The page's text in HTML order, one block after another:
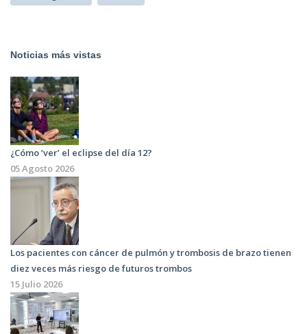
Noticias más vistas
¿Cómo ‘ver’ el eclipse del día 12?
05 Agosto 2026
Los pacientes con cáncer de pulmón y trombosis de brazo tienen
diez veces más riesgo de futuros trombos
15 Julio 2026